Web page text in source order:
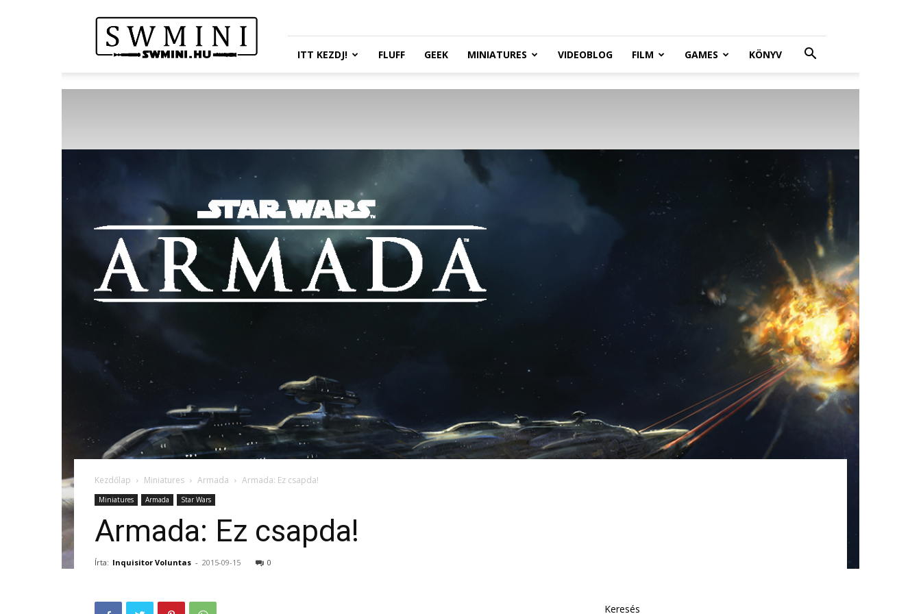
Wars
Miniatures
Portál
ITT KEZDJ! FLUFF GEEK MINIATURES VIDEOBLOG FILM GAMES KÖNYV
Kezdőlap Miniatures Armada Armada: Ez csapda!
Miniatures Armada Star Wars
Armada: Ez csapda!
Írta: Inquisitor Voluntas - 2015-09-15 0
Keresés